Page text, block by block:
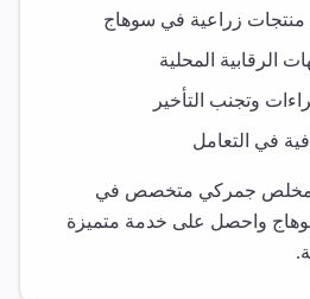
منتجات زراعية في سوهاج
الرقابية المحلية
وتجنب التأخير
في التعامل
مخلص جمركي متخصص في
واحصل على خدمة متميزة